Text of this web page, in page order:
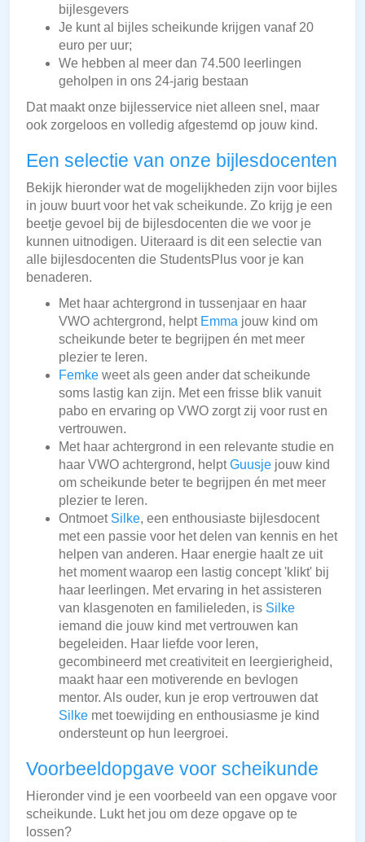
bijlesgevers
Je kunt al bijles scheikunde krijgen vanaf 20
euro per uur;
We hebben al meer dan 74.500 leerlingen
geholpen in ons 24-jarig bestaan
Dat maakt onze bijlesservice niet alleen snel, maar
ook zorgeloos en volledig afgestemd op jouw kind.
Een selectie van onze bijlesdocenten
Bekijk hieronder wat de mogelijkheden zijn voor bijles
in jouw buurt voor het vak scheikunde. Zo krijg je een
beetje gevoel bij de bijlesdocenten die we voor je
kunnen uitnodigen. Uiteraard is dit een selectie van
alle bijlesdocenten die StudentsPlus voor je kan
benaderen.
Met haar achtergrond in tussenjaar en haar
VWO achtergrond, helpt Emma jouw kind om
scheikunde beter te begrijpen én met meer
plezier te leren.
Femke weet als geen ander dat scheikunde
soms lastig kan zijn. Met een frisse blik vanuit
pabo en ervaring op VWO zorgt zij voor rust en
vertrouwen.
Met haar achtergrond in een relevante studie en
haar VWO achtergrond, helptGuusje jouw kind
om scheikunde beter te begrijpen én met meer
plezier te leren.
Ontmoet Silke, een enthousiaste bijlesdocent
met een passie voor het delen van kennis en het
helpen van anderen. Haar energie haalt ze uit
het moment waarop een lastig concept 'klikt' bij
haar leerlingen. Met ervaring in het assisteren
van klasgenoten en familieleden, is Silke
iemand die jouw kind met vertrouwen kan
begeleiden. Haar liefde voor leren,
gecombineerd met creativiteit en leergierigheid,
maakt haar een motiverende en bevlogen
mentor. Als ouder, kun je erop vertrouwen dat
Silke met toewijding en enthousiasme je kind
ondersteunt op hun leergroei.
Voorbeeldopgave voor scheikunde
Hieronder vind je een voorbeeld van een opgave voor
scheikunde. Lukt het jou om deze opgave op te
lossen?